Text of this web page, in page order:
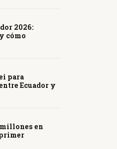
2026:
cómo
para
Ecuador y
en